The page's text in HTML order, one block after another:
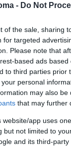
- Do Not
of the sale, sharing
for targeted
Please note that
based ads
to third parties
personal
may also
that may further
website/app uses
but not limited to
and its third-